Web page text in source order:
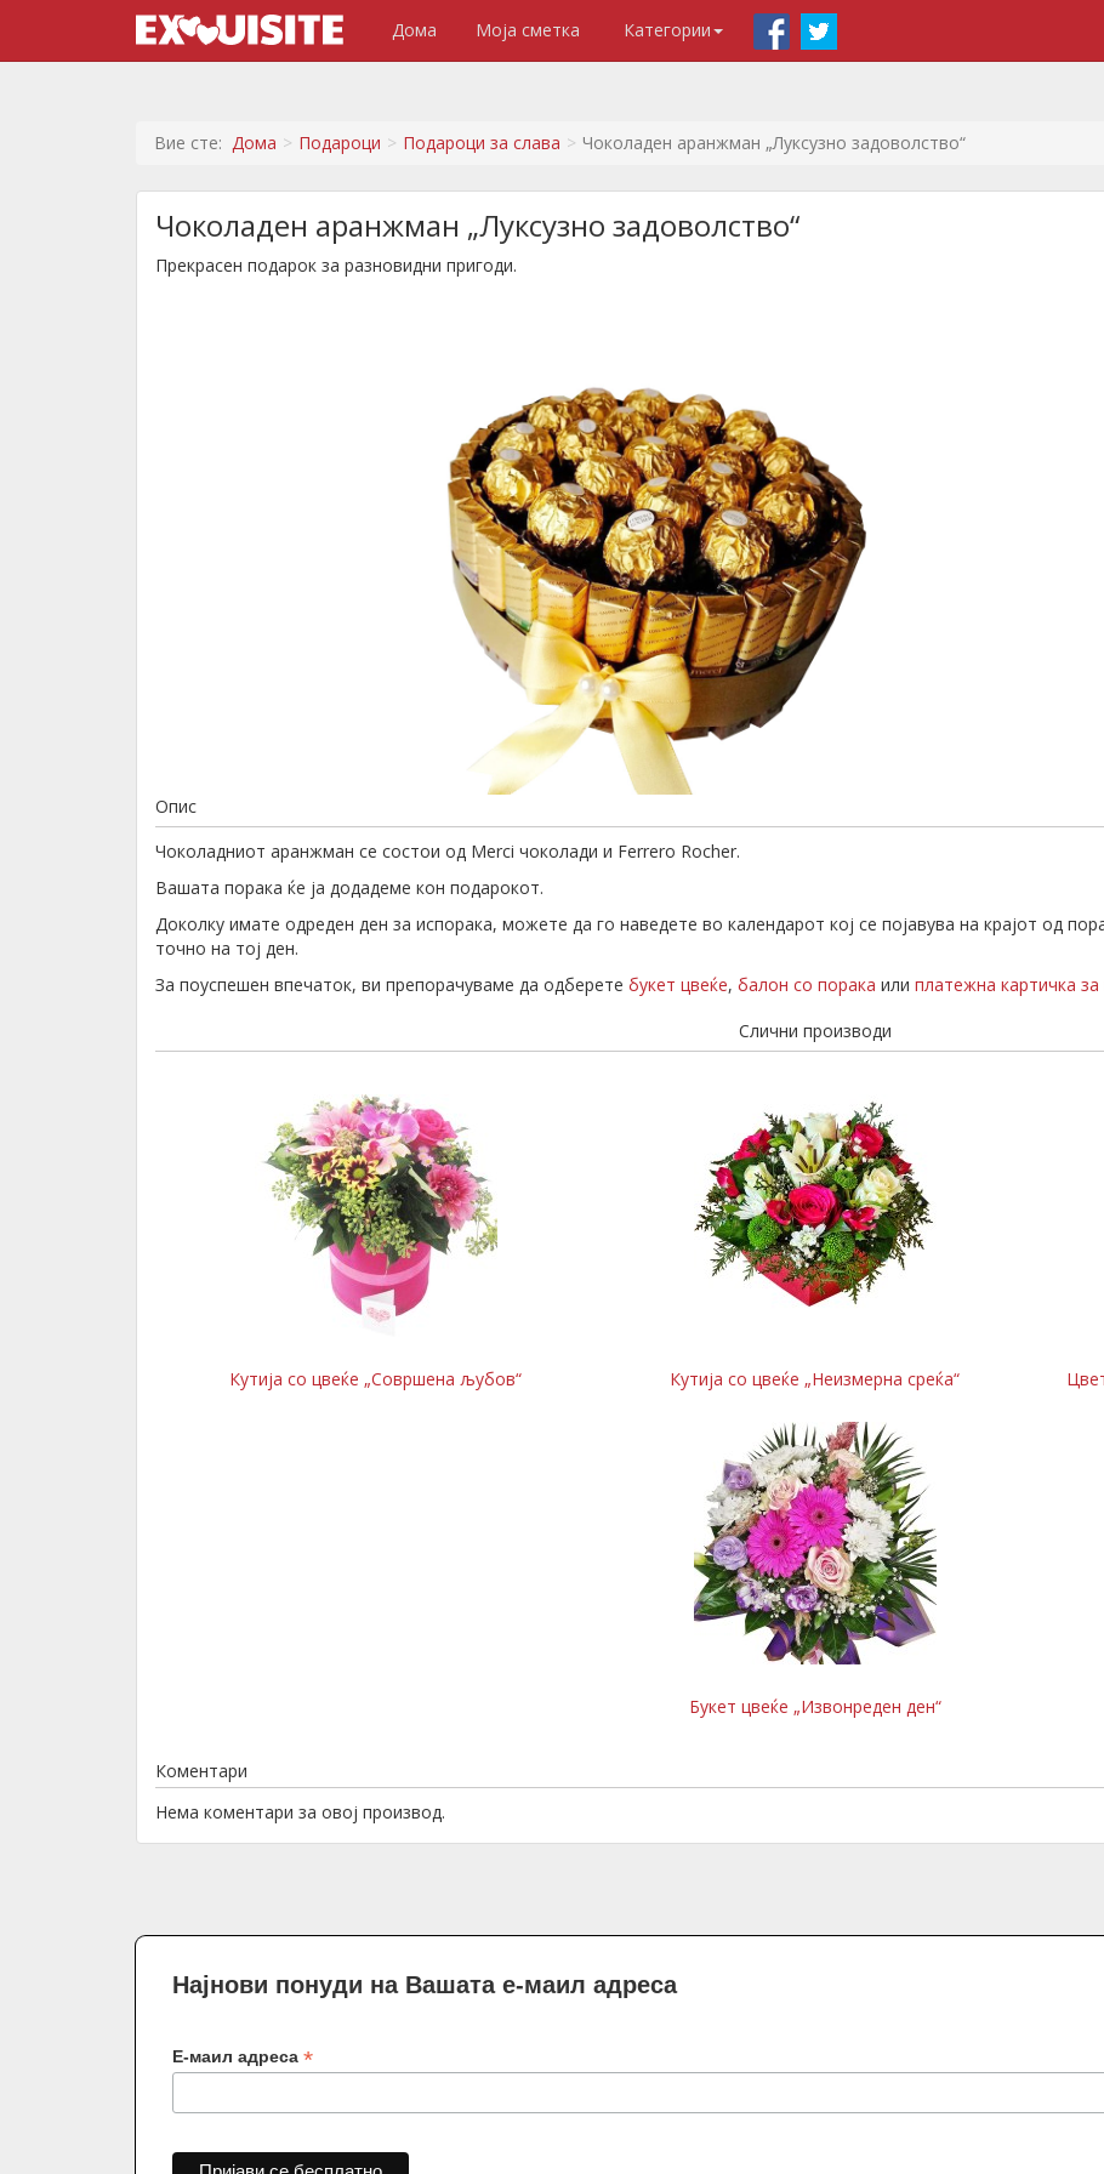
Дома Моја сметка Категории
Вие сте: Дома Подароци Подароци за слава Чоколаден аранжман „Луксузно задоволство“
Чоколаден аранжман „Луксузно задоволство“
Прекрасен подарок за разновидни пригоди.
Опис
Чоколадниот аранжман се состои од Merci чоколади и Ferrero Rocher.
Вашата порака ќе ја додадеме кон подарокот.
Доколку имате одреден ден за испорака, можете да го наведете во календарот кој се појавува на крајот од
точно на тој ден.
За поуспешен впечаток, ви препорачуваме да одберете букет цвеќе, балон со порака или платежна картичка
Слични производи
Кутија со цвеќе „Совршена љубов“ Кутија со цвеќе „Неизмерна среќа“
Букет цвеќе „Извонреден ден“
Коментари
Нема коментари за овој производ.
Најнови понуди на Вашата е-маил адреса
Е-маил адреса *